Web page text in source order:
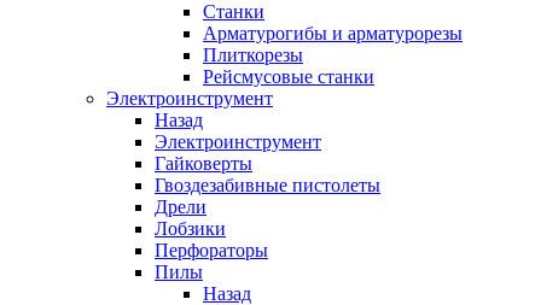
Станки
Арматурогибы и арматурорезы
Плиткорезы
Рейсмусовые станки
Электроинструмент
Назад
Электроинструмент
Гайковерты
Гвоздезабивные пистолеты
Дрели
Лобзики
Перфораторы
Пилы
Назад